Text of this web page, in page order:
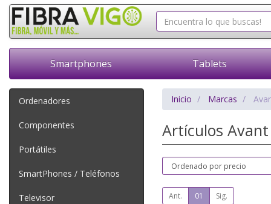
Smartphones Tablets
Ordenadores
Componentes
Portátiles
SmartPhones / Teléfonos
Televisor
Inicio Marcas
Artículos
Ant. 01 Sig.